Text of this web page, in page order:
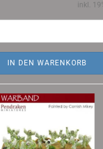
inkl.
IN DEN WARENKORB